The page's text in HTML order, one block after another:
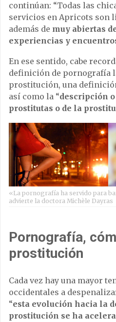
continúan: “Todas las
servicios en Apricots son
además de muy abiertas
experiencias y
En ese sentido, cabe
definición de pornografía
prostitución, una
así como la “descripción
prostitutas o de la
«La pornografía ha servido para
advierte la doctora Michèle Dayras
Pornografía,
prostitución
Cada vez hay una mayor
occidentales a
“esta evolución hacia la
prostitución se ha